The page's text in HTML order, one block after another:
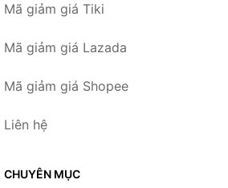
Mã giảm giá Tiki
Mã giảm giá Lazada
Mã giảm giá Shopee
Liên hệ
CHUYÊN MỤC